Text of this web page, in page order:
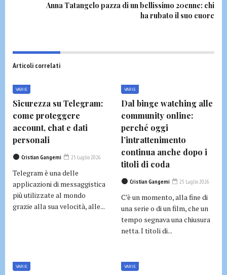
Anna Tatangelo pazza di un bellissimo 20enne: chi
ha rubato il suo cuore
Articoli correlati
VARIE
Sicurezza su Telegram:
come proteggere
account, chat e dati
personali
Cristian Gangemi 25 Luglio 2026
Telegram è una delle
applicazioni di messaggistica
più utilizzate al mondo
grazie alla sua velocità, alle...
VARIE
Dal binge watching alle
community online:
perché oggi
l’intrattenimento
continua anche dopo i
titoli di coda
Cristian Gangemi 25 Luglio 2026
C’è un momento, alla fine di
una serie o di un film, che un
tempo segnava una chiusura
netta. I titoli di...
VARIE VARIE